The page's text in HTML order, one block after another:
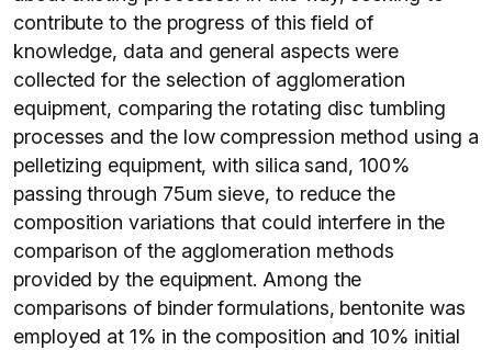
contribute to the progress of this field of
knowledge, data and general aspects were
collected for the selection of agglomeration
equipment, comparing the rotating disc tumbling
processes and the low compression method using a
pelletizing equipment, with silica sand, 100%
passing through 75um sieve, to reduce the
composition variations that could interfere in the
comparison of the agglomeration methods
provided by the equipment. Among the
comparisons of binder formulations, bentonite was
employed at 1% in the composition and 10% initial